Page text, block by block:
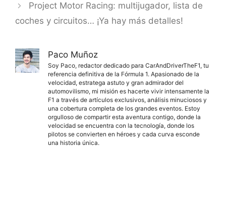
Project Motor Racing: multijugador, lista de
coches y circuitos… ¡Ya hay más detalles!
Paco Muñoz
Soy Paco, redactor dedicado para CarAndDriverTheF1, tu
referencia definitiva de la Fórmula 1. Apasionado de la
velocidad, estratega astuto y gran admirador del
automovilismo, mi misión es hacerte vivir intensamente la
F1 a través de artículos exclusivos, análisis minuciosos y
una cobertura completa de los grandes eventos. Estoy
orgulloso de compartir esta aventura contigo, donde la
velocidad se encuentra con la tecnología, donde los
pilotos se convierten en héroes y cada curva esconde
una historia única.